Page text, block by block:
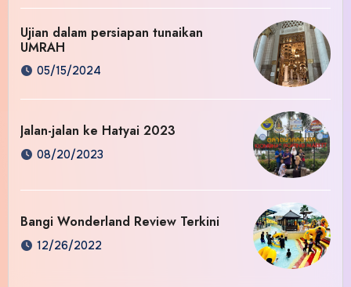
Ujian dalam persiapan tunaikan
UMRAH
05/15/2024
Jalan-jalan ke Hatyai 2023
08/20/2023
Bangi Wonderland Review Terkini
12/26/2022